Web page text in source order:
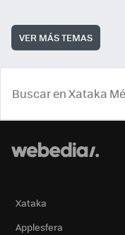
VER MÁS TEMAS
Xataka
Applesfera